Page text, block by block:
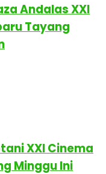
Andalas XXI
Tayang
XXI Cinema
Minggu Ini